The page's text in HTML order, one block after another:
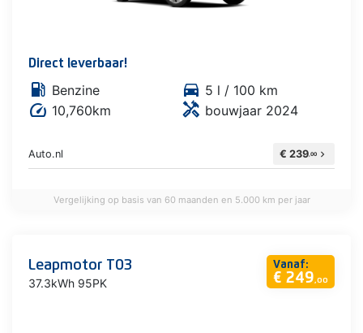
Direct leverbaar!
local_gas_station Benzine directions_car 5 l / 100 km
speed 10,760km handyman bouwjaar 2024
Auto.nl € 239,00 chevron_right
Vergelijking op basis van 60 maanden en 5.000 km per jaar
Vanaf:
€ 249,00
Leapmotor T03
37.3kWh 95PK